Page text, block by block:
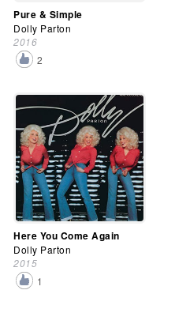
Pure & Simple
Dolly Parton
2016
2
Here You Come Again
Dolly Parton
2015
1